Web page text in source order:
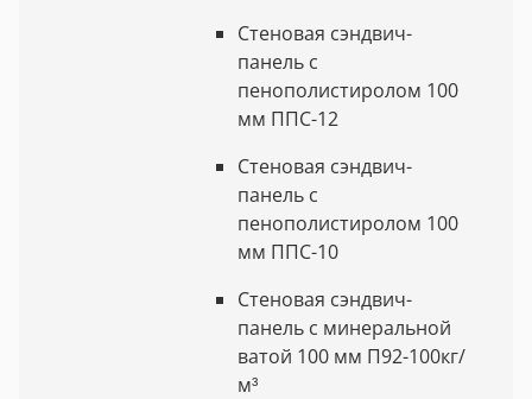
Стеновая сэндвич-
панель с
пенополистиролом 100
мм ППС-12
Стеновая сэндвич-
панель с
пенополистиролом 100
мм ППС-10
Стеновая сэндвич-
панель с минеральной
ватой 100 мм П92-100кг/
м³